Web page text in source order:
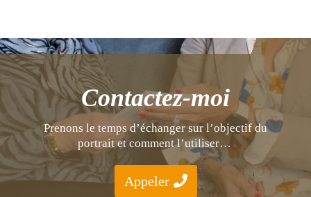
Contactez-moi
Prenons le temps d’échanger sur l’objectif du
portrait et comment l’utiliser…
Appeler